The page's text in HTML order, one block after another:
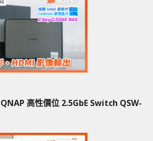
高性價位 2.5GbE Switch QSW-